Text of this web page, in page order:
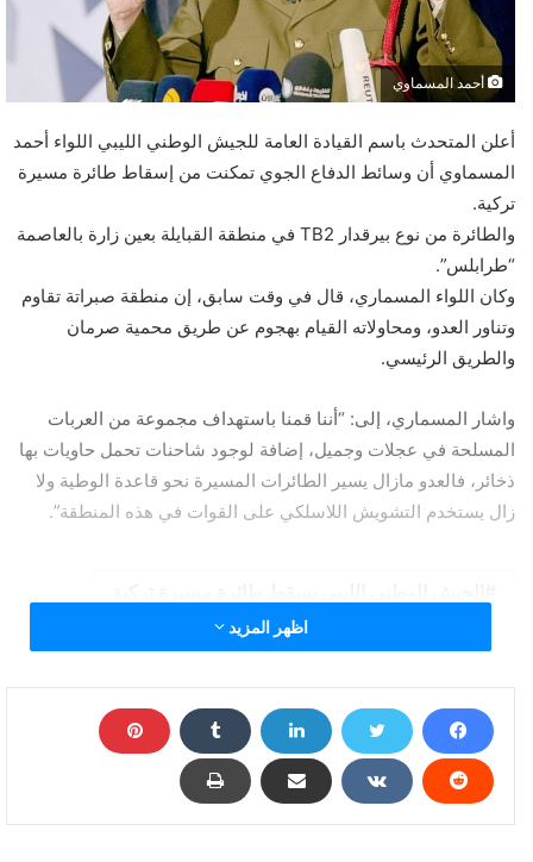
أحمد المسماوي
أعلن المتحدث باسم القيادة العامة للجيش الوطني الليبي اللواء أحمد
المسماوي أن وسائط الدفاع الجوي تمكنت من إسقاط طائرة مسيرة
تركية.
والطائرة من نوع بيرقدار TB2 في منطقة القبايلة بعين زارة بالعاصمة
“طرابلس”.
وكان اللواء المسماري، قال في وقت سابق، إن منطقة صبراتة تقاوم
وتناور العدو، ومحاولاته القيام بهجوم عن طريق محمية صرمان
والطريق الرئيسي.
واشار المسماري، إلى: “أننا قمنا باستهداف مجموعة من العربات
المسلحة في عجلات وجميل، إضافة لوجود شاحنات تحمل حاويات بها
ذخائر، فالعدو مازال يسير الطائرات المسيرة نحو قاعدة الوطية ولا
زال يستخدم التشويش اللاسلكي على القوات في هذه المنطقة”.
اظهر المزيد